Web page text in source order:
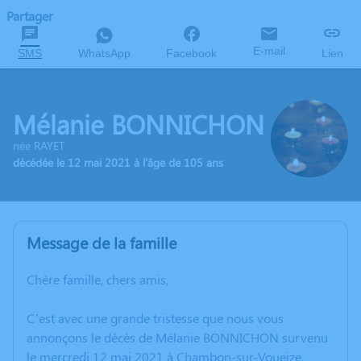
Partager
SMS WhatsApp Facebook E-mail Lien
Mélanie BONNICHON
née RAYET
décédée le 12 mai 2021 à l'âge de 105 ans
Message de la famille
Chère famille, chers amis,
C’est avec une grande tristesse que nous vous
annonçons le décès de Mélanie BONNICHON survenu
le mercredi 12 mai 2021 à Chambon-sur-Voueize.